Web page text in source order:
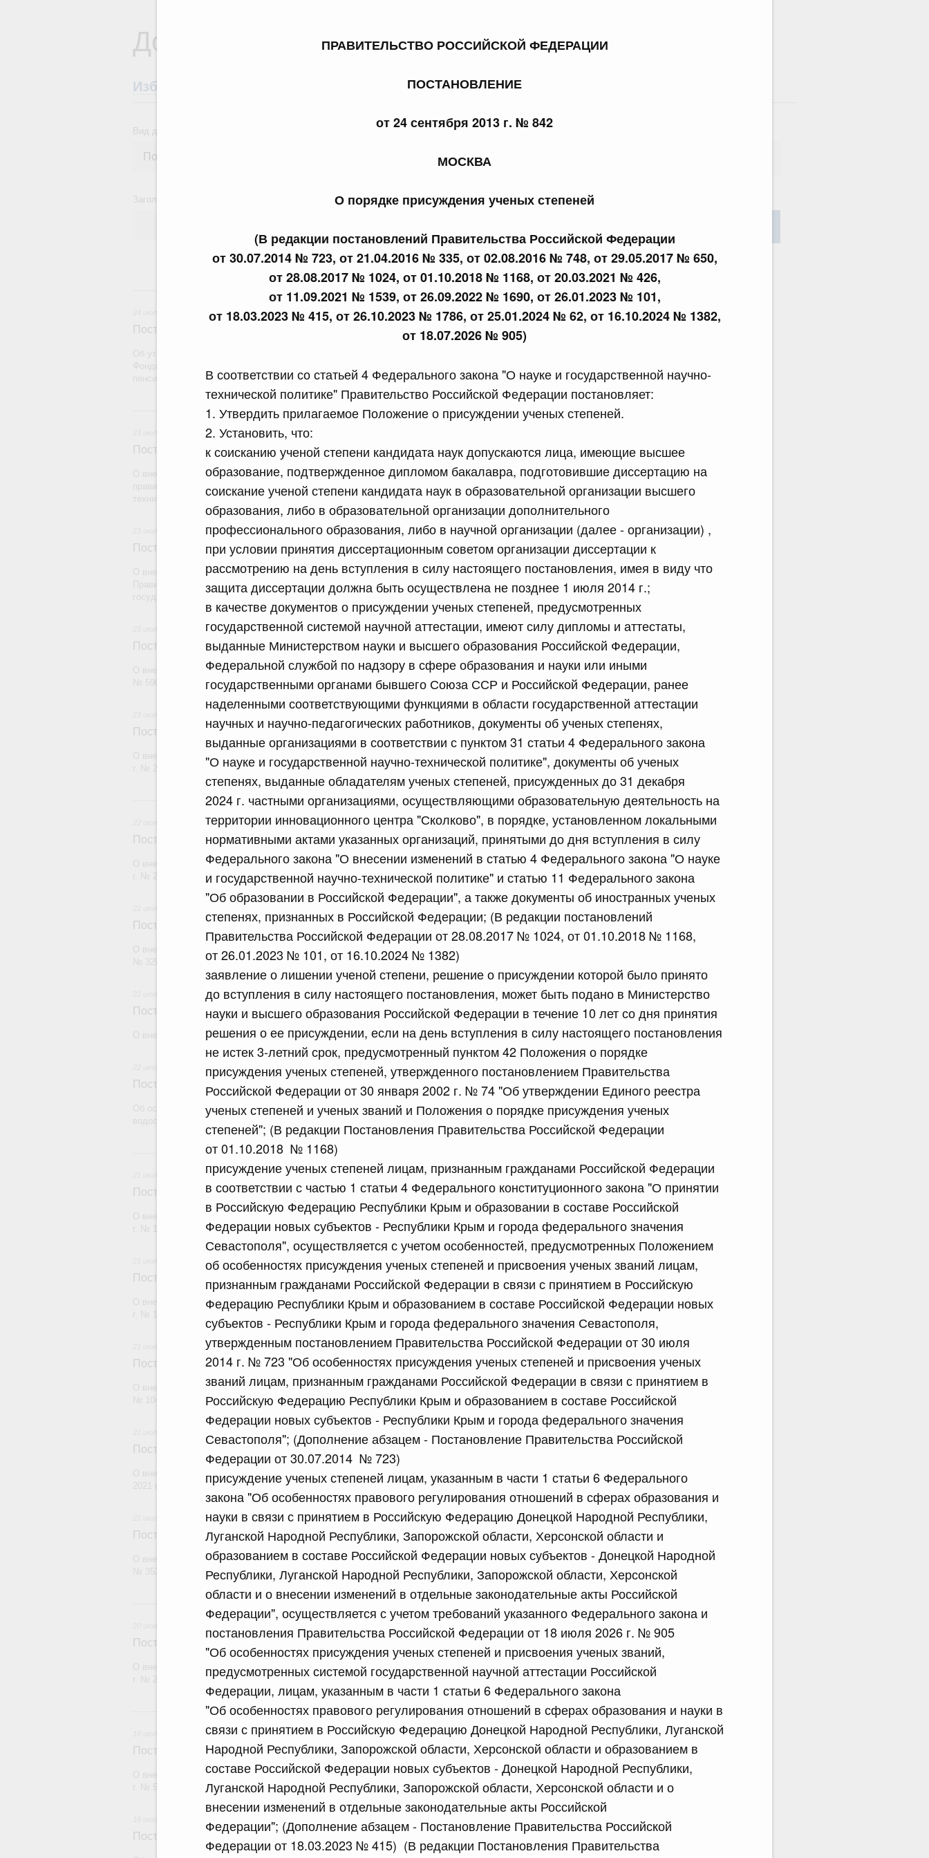
ПРАВИТЕЛЬСТВО РОССИЙСКОЙ ФЕДЕРАЦИИ
ПОСТАНОВЛЕНИЕ
от 24 сентября 2013 г. № 842
МОСКВА
О порядке присуждения ученых степеней
(В редакции постановлений Правительства Российской Федерации
от 30.07.2014 № 723, от 21.04.2016 № 335, от 02.08.2016 № 748, от 29.05.2017 № 650,
от 28.08.2017 № 1024, от 01.10.2018 № 1168, от 20.03.2021 № 426,
от 11.09.2021 № 1539, от 26.09.2022 № 1690, от 26.01.2023 № 101,
от 18.03.2023 № 415, от 26.10.2023 № 1786, от 25.01.2024 № 62, от 16.10.2024 № 1382,
от 18.07.2026 № 905)
В соответствии со статьей 4 Федерального закона "О науке и государственной научно-
технической политике" Правительство Российской Федерации постановляет:
1. Утвердить прилагаемое Положение о присуждении ученых степеней.
2. Установить, что:
к соисканию ученой степени кандидата наук допускаются лица, имеющие высшее
образование, подтвержденное дипломом бакалавра, подготовившие диссертацию на
соискание ученой степени кандидата наук в образовательной организации высшего
образования, либо в образовательной организации дополнительного
профессионального образования, либо в научной организации (далее - организации) ,
при условии принятия диссертационным советом организации диссертации к
рассмотрению на день вступления в силу настоящего постановления, имея в виду что
защита диссертации должна быть осуществлена не позднее 1 июля 2014 г.;
в качестве документов о присуждении ученых степеней, предусмотренных
государственной системой научной аттестации, имеют силу дипломы и аттестаты,
выданные Министерством науки и высшего образования Российской Федерации,
Федеральной службой по надзору в сфере образования и науки или иными
государственными органами бывшего Союза ССР и Российской Федерации, ранее
наделенными соответствующими функциями в области государственной аттестации
научных и научно-педагогических работников, документы об ученых степенях,
выданные организациями в соответствии с пунктом 31 статьи 4 Федерального закона
"О науке и государственной научно-технической политике", документы об ученых
степенях, выданные обладателям ученых степеней, присужденных до 31 декабря
2024 г. частными организациями, осуществляющими образовательную деятельность на
территории инновационного центра "Сколково", в порядке, установленном локальными
нормативными актами указанных организаций, принятыми до дня вступления в силу
Федерального закона "О внесении изменений в статью 4 Федерального закона "О науке
и государственной научно-технической политике" и статью 11 Федерального закона
"Об образовании в Российской Федерации", а также документы об иностранных ученых
степенях, признанных в Российской Федерации; (В редакции постановлений
Правительства Российской Федерации от 28.08.2017 № 1024, от 01.10.2018 № 1168,
от 26.01.2023 № 101, от 16.10.2024 № 1382)
заявление о лишении ученой степени, решение о присуждении которой было принято
до вступления в силу настоящего постановления, может быть подано в Министерство
науки и высшего образования Российской Федерации в течение 10 лет со дня принятия
решения о ее присуждении, если на день вступления в силу настоящего постановления
не истек 3-летний срок, предусмотренный пунктом 42 Положения о порядке
присуждения ученых степеней, утвержденного постановлением Правительства
Российской Федерации от 30 января 2002 г. № 74 "Об утверждении Единого реестра
ученых степеней и ученых званий и Положения о порядке присуждения ученых
степеней"; (В редакции Постановления Правительства Российской Федерации
от 01.10.2018 № 1168)
присуждение ученых степеней лицам, признанным гражданами Российской Федерации
в соответствии с частью 1 статьи 4 Федерального конституционного закона "О принятии
в Российскую Федерацию Республики Крым и образовании в составе Российской
Федерации новых субъектов - Республики Крым и города федерального значения
Севастополя", осуществляется с учетом особенностей, предусмотренных Положением
об особенностях присуждения ученых степеней и присвоения ученых званий лицам,
признанным гражданами Российской Федерации в связи с принятием в Российскую
Федерацию Республики Крым и образованием в составе Российской Федерации новых
субъектов - Республики Крым и города федерального значения Севастополя,
утвержденным постановлением Правительства Российской Федерации от 30 июля
2014 г. № 723 "Об особенностях присуждения ученых степеней и присвоения ученых
званий лицам, признанным гражданами Российской Федерации в связи с принятием в
Российскую Федерацию Республики Крым и образованием в составе Российской
Федерации новых субъектов - Республики Крым и города федерального значения
Севастополя"; (Дополнение абзацем - Постановление Правительства Российской
Федерации от 30.07.2014 № 723)
присуждение ученых степеней лицам, указанным в части 1 статьи 6 Федерального
закона "Об особенностях правового регулирования отношений в сферах образования и
науки в связи с принятием в Российскую Федерацию Донецкой Народной Республики,
Луганской Народной Республики, Запорожской области, Херсонской области и
образованием в составе Российской Федерации новых субъектов - Донецкой Народной
Республики, Луганской Народной Республики, Запорожской области, Херсонской
области и о внесении изменений в отдельные законодательные акты Российской
Федерации", осуществляется с учетом требований указанного Федерального закона и
постановления Правительства Российской Федерации от 18 июля 2026 г. № 905
"Об особенностях присуждения ученых степеней и присвоения ученых званий,
предусмотренных системой государственной научной аттестации Российской
Федерации, лицам, указанным в части 1 статьи 6 Федерального закона
"Об особенностях правового регулирования отношений в сферах образования и науки в
связи с принятием в Российскую Федерацию Донецкой Народной Республики, Луганской
Народной Республики, Запорожской области, Херсонской области и образованием в
составе Российской Федерации новых субъектов - Донецкой Народной Республики,
Луганской Народной Республики, Запорожской области, Херсонской области и о
внесении изменений в отдельные законодательные акты Российской
Федерации"; (Дополнение абзацем - Постановление Правительства Российской
Федерации от 18.03.2023 № 415) (В редакции Постановления Правительства
Документы
Избранные документы со справками к ним Поиск по всем документам
Вид документа
Заголовок или текст документа Дата подписания
24 июля, пятница
Постановление Правительства Российской Федерации от 24.07.2026 г. № 933
пенсионному страхованию
23 июля, четверг
Постановление Правительства Российской Федерации от 23.07.2026 г. № 927
О внесении на ратификацию Протокола о внесении изменений в Соглашение о единых принципах и
правилах обращения медицинских изделий (изделий медицинского назначения и медицинской
техники) в рамках Евразийского экономического союза от 23 декабря 2014 года
Постановление Правительства Российской Федерации от 23.07.2026 г. № 926
О внесении на ратификацию Соглашения между Правительством Российской Федерации и
Правительством Республики Индии о временной трудовой деятельности граждан одного
государства на территории другого государства
Постановление Правительства Российской Федерации от 23.07.2026 г. № 928
О внесении изменений в постановление Правительства Российской Федерации от 20 июля 2011 г.
Постановление Правительства Российской Федерации от 23.07.2026 г. № 929
О внесении изменений в постановление Правительства Российской Федерации от 24 декабря 2021
22 июля, среда
Постановление Правительства Российской Федерации от 22.07.2026 г. № 921
О внесении изменений в постановление Правительства Российской Федерации от 30 ноября 2022
Постановление Правительства Российской Федерации от 22.07.2026 г. № 924
О внесении изменения в постановление Правительства Российской Федерации от 28 марта 2026 г.
Постановление Правительства Российской Федерации от 22.07.2026 г. № 925
О внесении изменений в некоторые акты Правительства Российской Федерации
Постановление Правительства Российской Федерации от 22.07.2026 г. № 922
Об особенностях применения положений законодательства Российской Федерации в сфере
водоснабжения и водоотведения
21 июля, вторник
Постановление Правительства Российской Федерации от 21.07.2026 г. № 917
О внесении изменений в постановление Правительства Российской Федерации от 27 октября 2021
Постановление Правительства Российской Федерации от 21.07.2026 г. № 916
О внесении изменений в постановление Правительства Российской Федерации от 25 ноября 2025
Постановление Правительства Российской Федерации от 21.07.2026 г. № 918
О внесении изменений в постановление Правительства Российской Федерации от 29 июня 2021 г.
Постановление Правительства Российской Федерации от 21.07.2026 г. № 920
О внесении изменений в постановление Правительства Российской Федерации от 30 сентября
Постановление Правительства Российской Федерации от 21.07.2026 г. № 919
О внесении изменения в постановление Правительства Российской Федерации от 12 марта 2022 г.
20 июля, понедельник
Постановление Правительства Российской Федерации от 20.07.2026 г. № 915
О внесении изменений в постановление Правительства Российской Федерации от 1 декабря 2021
18 июля, суббота
Постановление Правительства Российской Федерации от 18.07.2026 г. № 906
О внесении изменений в постановление Правительства Российской Федерации от 27 апреля 2024
Постановление Правительства Российской Федерации от 18.07.2026 г. № 904